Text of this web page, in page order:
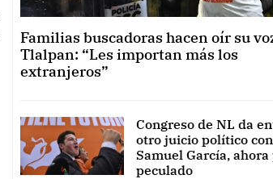
Familias buscadoras hacen oír su
Tlalpan: “Les importan más los
extranjeros”
Congreso de NL da
otro juicio político
Samuel García, ahora
peculado